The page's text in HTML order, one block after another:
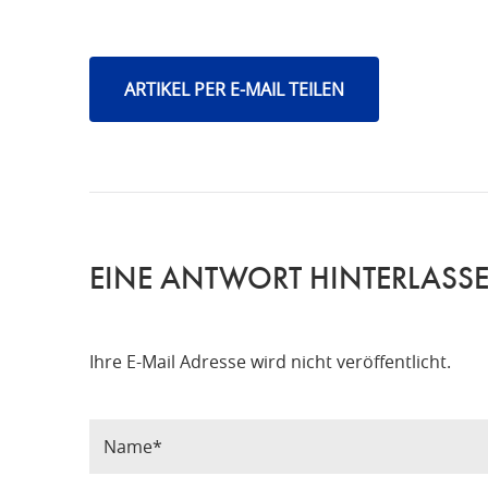
ARTIKEL PER E-MAIL TEILEN
EINE ANTWORT
Ihre E-Mail Adresse wird nicht veröffentlicht.